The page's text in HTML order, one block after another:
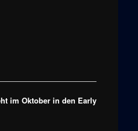
im Oktober in den Early